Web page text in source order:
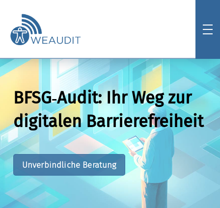
BFSG‑Audit: Ihr Weg zur
digitalen Barrierefreiheit
Unverbindliche Beratung